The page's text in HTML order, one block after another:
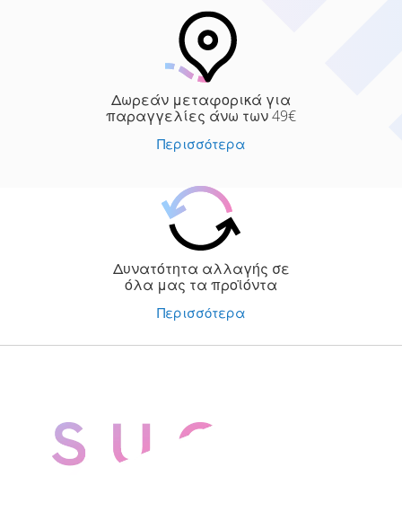
Δωρεάν μεταφορικά για
παραγγελίες άνω των 49€
Περισσότερα
Δυνατότητα αλλαγής σε
όλα μας τα προϊόντα
Περισσότερα